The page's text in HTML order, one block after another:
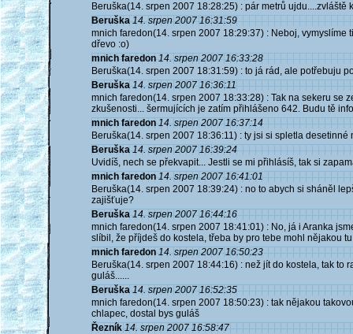
Beruška(14. srpen 2007 18:28:25) : pár metrů ujdu....zvláště
Beruška 14. srpen 2007 16:31:59
mnich faredon(14. srpen 2007 18:29:37) : Neboj, vymyslíme
dřevo :o)
mnich faredon 14. srpen 2007 16:33:28
Beruška(14. srpen 2007 18:31:59) : to já rád, ale potřebuju
Beruška 14. srpen 2007 16:36:11
mnich faredon(14. srpen 2007 18:33:28) : Tak na sekeru se
zkušenosti... šermujících je zatím přihlášeno 642. Budu tě
mnich faredon 14. srpen 2007 16:37:14
Beruška(14. srpen 2007 18:36:11) : ty jsi si spletla desetinné
Beruška 14. srpen 2007 16:39:24
Uvidíš, nech se překvapit... Jestli se mi přihlásíš, tak si
mnich faredon 14. srpen 2007 16:41:01
Beruška(14. srpen 2007 18:39:24) : no to abych si sháněl
zajišťuje?
Beruška 14. srpen 2007 16:44:16
mnich faredon(14. srpen 2007 18:41:01) : No, já i Aranka
slíbil, že příjdeš do kostela, třeba by pro tebe mohl nějakou
mnich faredon 14. srpen 2007 16:50:23
Beruška(14. srpen 2007 18:44:16) : než jít do kostela, tak to
guláš......
Beruška 14. srpen 2007 16:52:35
mnich faredon(14. srpen 2007 18:50:23) : tak nějakou
chlapec, dostal bys guláš
Řezník 14. srpen 2007 16:58:47